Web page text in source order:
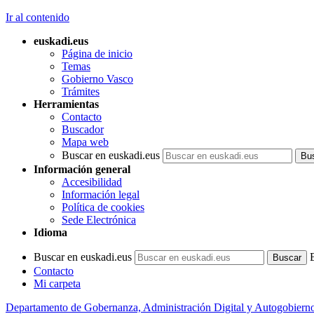
Ir al contenido
euskadi.eus
Página de inicio
Temas
Gobierno Vasco
Trámites
Herramientas
Contacto
Buscador
Mapa web
Buscar en euskadi.eus
Información general
Accesibilidad
Información legal
Política de cookies
Sede Electrónica
Idioma
Buscar en euskadi.eus
Contacto
Mi carpeta
Departamento de Gobernanza, Administración Digital y